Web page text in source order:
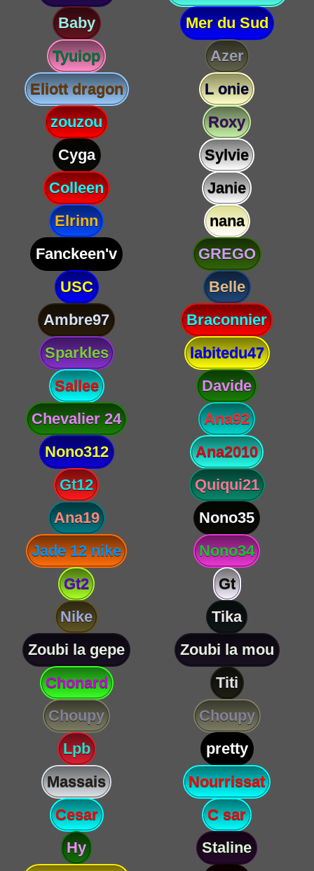
Baby
Mer du Sud
Tyuiop
Azer
Eliott dragon
L onie
zouzou
Roxy
Cyga
Sylvie
Colleen
Janie
Elrinn
nana
Fanckeen'v
GREGO
USC
Belle
Ambre97
Braconnier
Sparkles
labitedu47
Sallee
Davide
Chevalier 24
Ana92
Nono312
Ana2010
Gt12
Quiqui21
Ana19
Nono35
Jade 12 nike
Nono34
Gt2
Gt
Nike
Tika
Zoubi la gepe
Zoubi la mou
Chonard
Titi
Choupy
Choupy
Lpb
pretty
Massais
Nourrissat
Cesar
C sar
Hy
Staline